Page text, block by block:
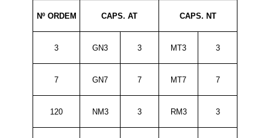
Nº ORDEM CAPS. AT CAPS. NT
3 GN3 3 MT3 3
7 GN7 7 MT7 7
120 NM3 3 RM3 3